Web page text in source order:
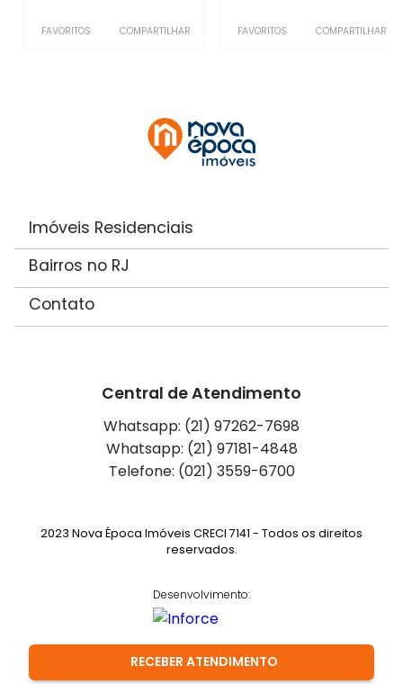
RECEBER ATENDIMENTO
FAVORITOS COMPARTILHAR FAVORITOS COMPARTILHAR
Imóveis Residenciais
Bairros no RJ
Contato
Central de Atendimento
Whatsapp: (21) 97262-7698
Whatsapp: (21) 97181-4848
Telefone: (021) 3559-6700
2023 Nova Época Imóveis CRECI 7141 - Todos os direitos
reservados.
Desenvolvimento: